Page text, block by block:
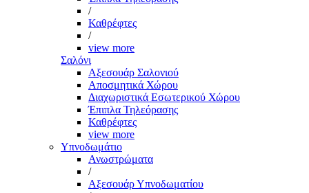
/
Καθρέφτες
/
view more
Σαλόνι
Αξεσουάρ Σαλονιού
Αποσμητικά Χώρου
Διαχωριστικά Εσωτερικού Χώρου
Έπιπλα Τηλεόρασης
Καθρέφτες
view more
Υπνοδωμάτιο
Ανωστρώματα
/
Αξεσουάρ Υπνοδωματίου